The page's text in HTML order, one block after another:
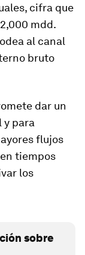
cifra que
mdd.
al canal
bruto
dar un
y para
flujos
tiempos
los
sobre